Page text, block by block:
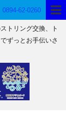
0894-62-0260
トリング交換、ト
ずっとお手伝いさ